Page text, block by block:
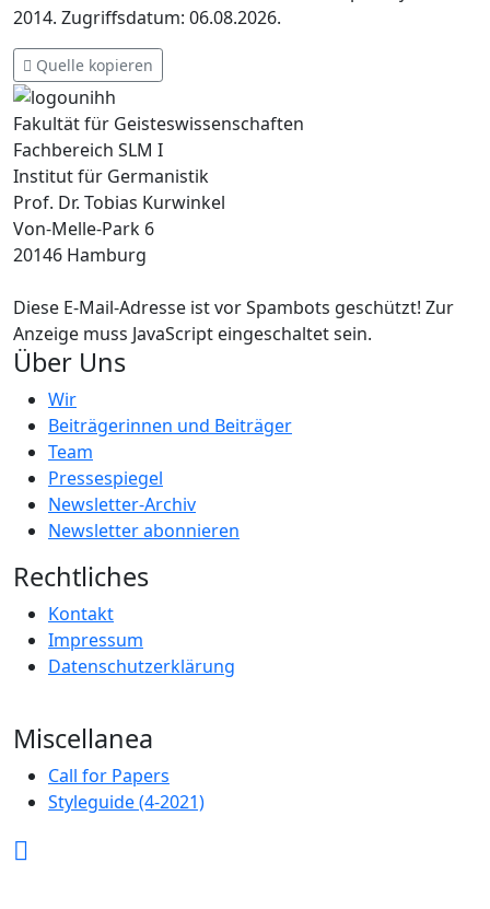
2014. Zugriffsdatum: 06.08.2026.
Quelle kopieren
Fakultät für Geisteswissenschaften
Fachbereich SLM I
Institut für Germanistik
Prof. Dr. Tobias Kurwinkel
Von-Melle-Park 6
20146 Hamburg
Diese E-Mail-Adresse ist vor Spambots geschützt! Zur
Anzeige muss JavaScript eingeschaltet sein.
Über Uns
Wir
Beiträgerinnen und Beiträger
Team
Pressespiegel
Newsletter-Archiv
Newsletter abonnieren
Rechtliches
Kontakt
Impressum
Datenschutzerklärung
Miscellanea
Call for Papers
Styleguide (4-2021)